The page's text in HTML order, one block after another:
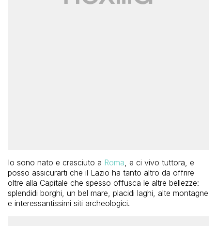
Io sono nato e cresciuto a Roma , e ci vivo tuttora, e
posso assicurarti che il Lazio ha tanto altro da offrire
oltre alla Capitale che spesso offusca le altre bellezze:
splendidi borghi, un bel mare, placidi laghi, alte montagne
e interessantissimi siti archeologici.